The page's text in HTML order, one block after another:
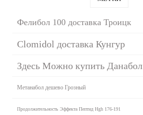
Фелибол 100 доставка Троицк
Clomidol доставка Кунгур
Здесь Можно купить Данабол
Метанабол дешево Грозный
Продолжительность Эффекта Пептид Hgh 176-191